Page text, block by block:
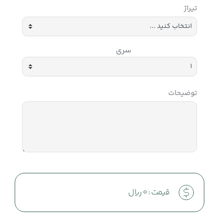
تیراژ
سری
توضیحات
قیمت :0ریال